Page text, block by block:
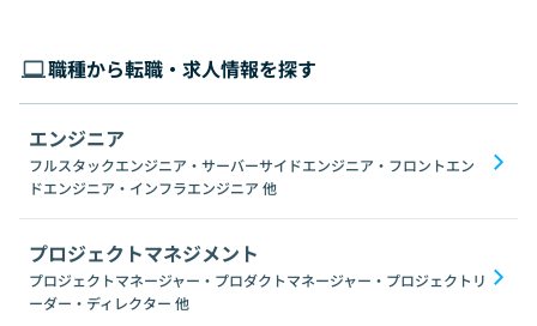
職種から転職・求人情報を探す
エンジニア
フルスタックエンジニア・サーバーサイドエンジニア・フロントエン
ドエンジニア・インフラエンジニア 他
プロジェクトマネジメント
プロジェクトマネージャー・プロダクトマネージャー・プロジェクトリ
ーダー・ディレクター 他